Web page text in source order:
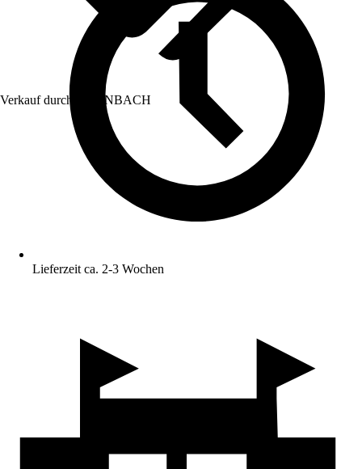
Verkauf durch: HORNBACH
Lieferzeit ca. 2-3 Wochen